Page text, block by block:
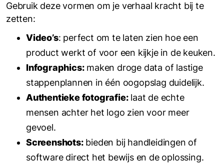
Gebruik deze vormen om je verhaal kracht bij te
zetten:
Video’s: perfect om te laten zien hoe een
product werkt of voor een kijkje in de keuken.
Infographics:maken droge data of lastige
stappenplannen in één oogopslag duidelijk.
Authentieke fotografie:laat de echte
mensen achter het logo zien voor meer
gevoel.
Screenshots:bieden bij handleidingen of
software direct het bewijs en de oplossing.